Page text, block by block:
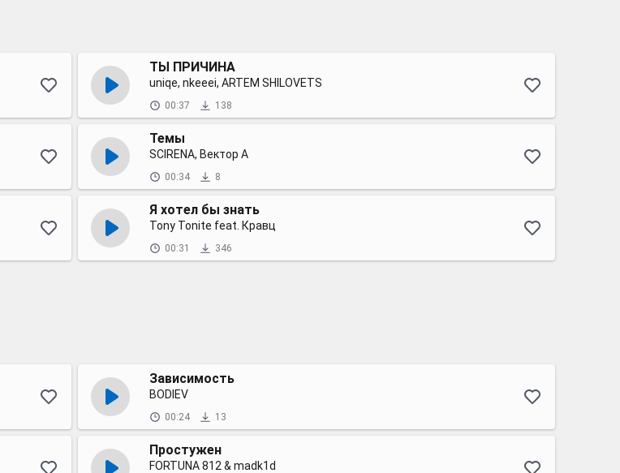
ТЫ ПРИЧИНА
uniqe, nkeeei, ARTEM SHILOVETS
00:37 138
Темы
SCIRENA, Вектор А
00:34 8
Я хотел бы знать
Tony Tonite feat. Кравц
00:31 346
Зависимость
BODIEV
00:24 13
Простужен
FORTUNA 812 & madk1d